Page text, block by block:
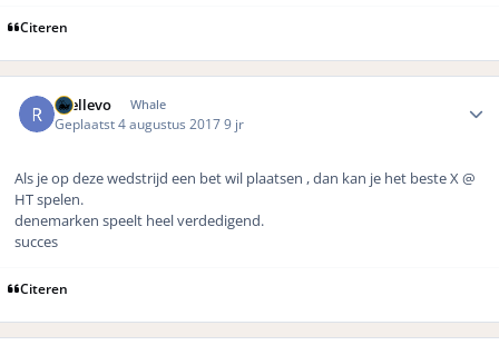
Citeren
rhellevo Whale
Geplaatst4 augustus 20179 jr
Als je op deze wedstrijd een bet wil plaatsen , dan kan je het beste X @
HT spelen.
denemarken speelt heel verdedigend.
succes
Citeren